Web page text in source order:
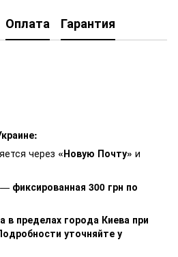
Оплата Гарантия
через «Новую Почту» и
— фиксированная 300 грн по
в пределах города Киева при
уточняйте у